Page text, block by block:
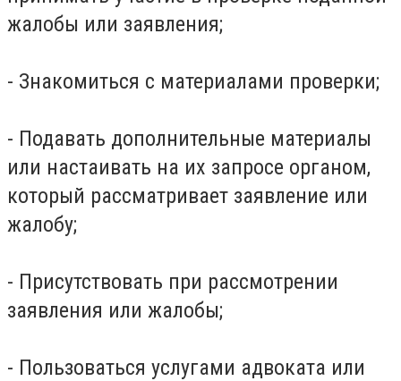
жалобы или заявления;
- Знакомиться с материалами проверки;
- Подавать дополнительные материалы
или настаивать на их запросе органом,
который рассматривает заявление или
жалобу;
- Присутствовать при рассмотрении
заявления или жалобы;
- Пользоваться услугами адвоката или